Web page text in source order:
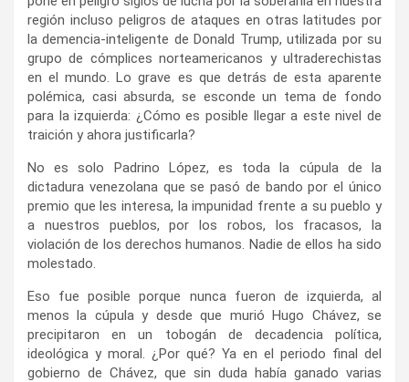
región incluso peligros de ataques en otras latitudes por
la demencia-inteligente de Donald Trump, utilizada por su
grupo de cómplices norteamericanos y ultraderechistas
en el mundo. Lo grave es que detrás de esta aparente
polémica, casi absurda, se esconde un tema de fondo
para la izquierda: ¿Cómo es posible llegar a este nivel de
traición y ahora justificarla?
No es solo Padrino López, es toda la cúpula de la
dictadura venezolana que se pasó de bando por el único
premio que les interesa, la impunidad frente a su pueblo y
a nuestros pueblos, por los robos, los fracasos, la
violación de los derechos humanos. Nadie de ellos ha sido
molestado.
Eso fue posible porque nunca fueron de izquierda, al
menos la cúpula y desde que murió Hugo Chávez, se
precipitaron en un tobogán de decadencia política,
ideológica y moral. ¿Por qué? Ya en el periodo final del
gobierno de Chávez, que sin duda había ganado varias